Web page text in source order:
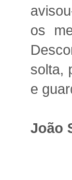
os
solta,
e
João